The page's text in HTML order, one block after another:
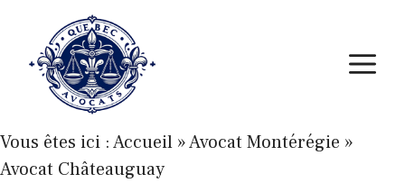
contenu
Vous êtes ici :Accueil »Avocat Montérégie »
Avocat Châteauguay